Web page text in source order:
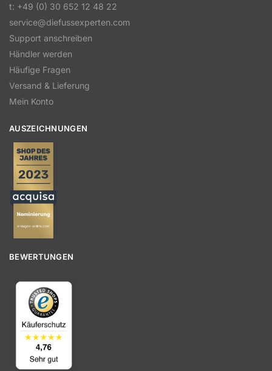
t: +49 (0) 30 652 12 48 22
service@diefussexperten.com
Support anschreiben
Händler werden
Häufige Fragen
Versand & Lieferung
Mein Konto
AUSZEICHNUNGEN
BEWERTUNGEN